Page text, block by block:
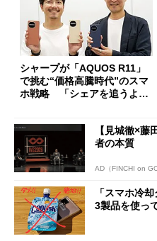
シャープが「AQUOS R11」
で挑む“価格高騰時代”のスマ
ホ戦略 「シェアを追うより
【見城徹×藤
者の本質
AD（FINCHI on
「スマホ冷
3製品を使っ